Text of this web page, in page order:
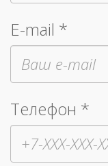
E-mail *
Телефон *